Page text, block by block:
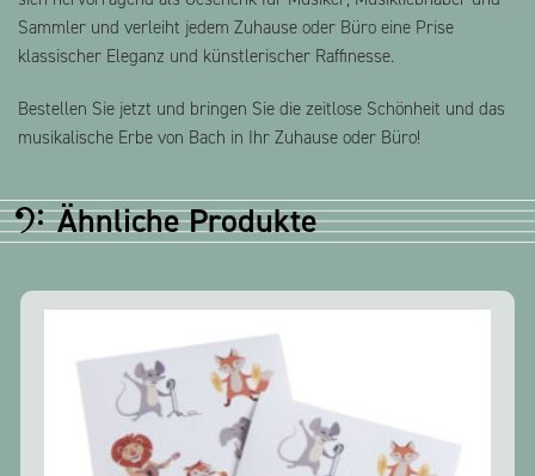
Sammler und verleiht jedem Zuhause oder Büro eine Prise
klassischer Eleganz und künstlerischer Raffinesse.
Bestellen Sie jetzt und bringen Sie die zeitlose Schönheit und das
musikalische Erbe von Bach in Ihr Zuhause oder Büro!
Ähnliche Produkte